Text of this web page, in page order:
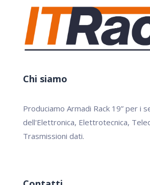
Chi siamo
Produciamo Armadi Rack 19” per i
dell'Elettronica, Elettrotecnica,
Trasmissioni dati.